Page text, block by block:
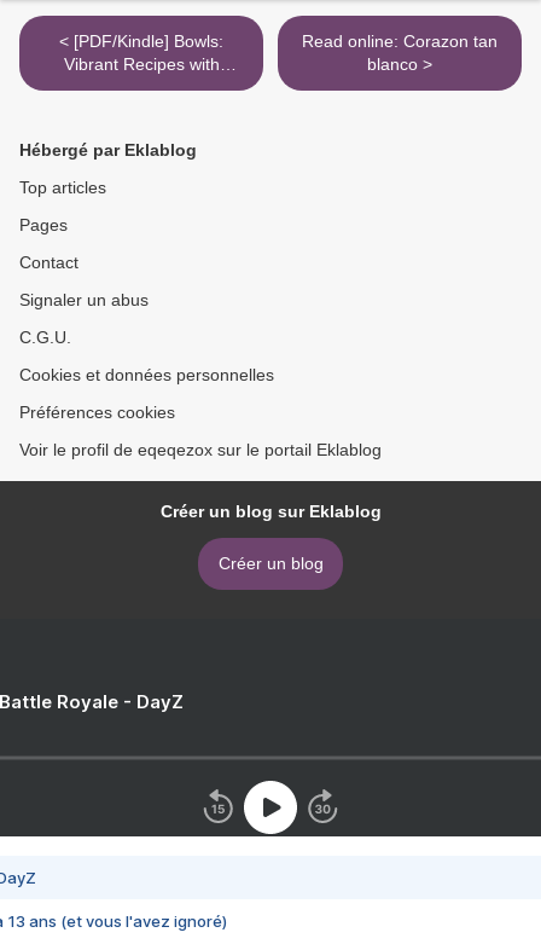
< [PDF/Kindle] Bowls:
Vibrant Recipes with
Endless Possibilities by
Read online: Corazon tan
blanco >
Hébergé par Eklablog
Top articles
Pages
Contact
Signaler un abus
C.G.U.
Cookies et données personnelles
Préférences cookies
Voir le profil de eqeqezox sur le portail Eklablog
Créer un blog sur Eklablog
Créer un blog
Royale - DayZ
13 ans (et vous l'avez ignoré)